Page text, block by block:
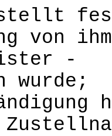
stellt
von
-